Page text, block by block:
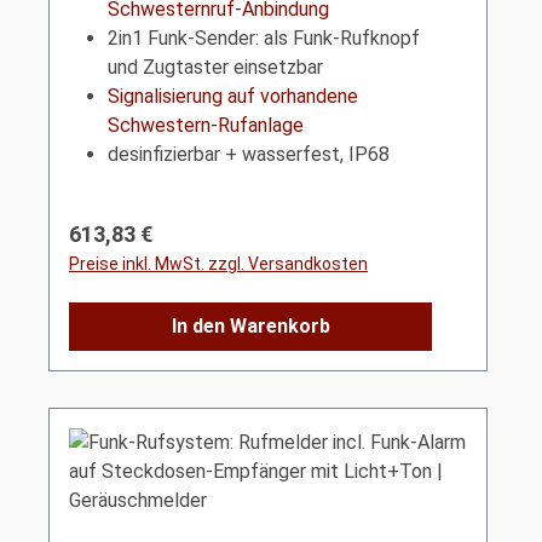
Schwesternruf-Anbindung
2in1 Funk-Sender: als Funk-Rufknopf
und Zugtaster einsetzbar
Signalisierung auf vorhandene
Schwestern-Rufanlage
desinfizierbar + wasserfest, IP68
Regulärer Preis:
613,83 €
Preise inkl. MwSt. zzgl. Versandkosten
In den Warenkorb